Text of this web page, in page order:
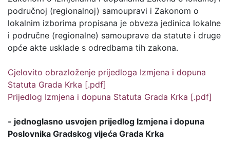
područnoj (regionalnoj) samoupravi i Zakonom o
lokalnim izborima propisana je obveza jedinica lokalne
i područne (regionalne) samouprave da statute i druge
opće akte usklade s odredbama tih zakona.
Cjelovito obrazloženje prijedloga Izmjena i dopuna
Statuta Grada Krka [.pdf]
Prijedlog Izmjena i dopuna Statuta Grada Krka [.pdf]
- jednoglasno usvojen prijedlog Izmjena i dopuna
Poslovnika Gradskog vijeća Grada Krka